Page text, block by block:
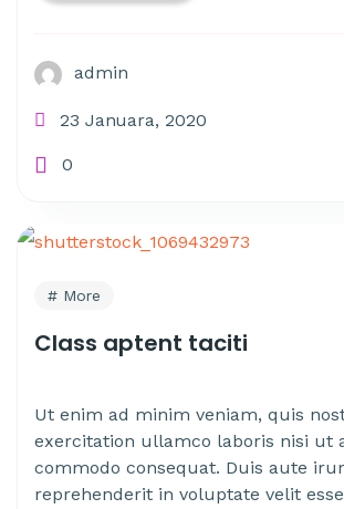
admin
23 Januara, 2020
0
More
Class aptent taciti
Ut enim ad minim veniam, quis
exercitation ullamco laboris nisi ut
commodo consequat. Duis aute
reprehenderit in voluptate velit